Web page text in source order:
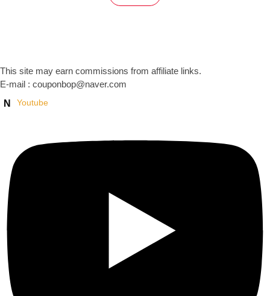
This site may earn commissions from affiliate links.
E-mail : couponbop@naver.com
N
Youtube